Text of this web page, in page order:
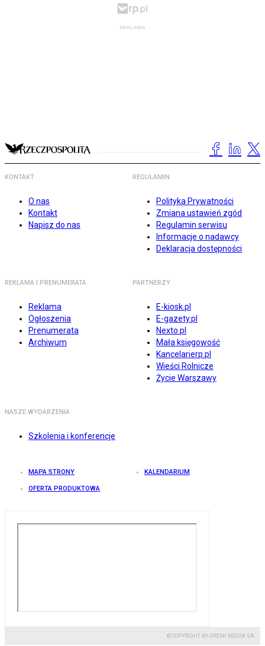
KONTAKT
O nas
Kontakt
Napisz do nas
REGULAMIN
Polityka Prywatności
Zmiana ustawień zgód
Regulamin serwisu
Informacje o nadawcy
Deklaracja dostępności
REKLAMA I PRENUMERATA
Reklama
Ogłoszenia
Prenumerata
Archiwum
PARTNERZY
E-kiosk.pl
E-gazety.pl
Nexto.pl
Mała księgowość
Kancelarierp.pl
Wieści Rolnicze
Życie Warszawy
NASZE WYDARZENIA
Szkolenia i konferencje
MAPA STRONY KALENDARIUM
OFERTA PRODUKTOWA
© COPYRIGHT BY GREMI MEDIA SA